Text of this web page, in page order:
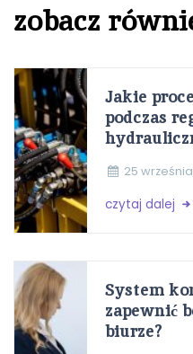
zobacz
Jakie
podczas
25
czytaj dalej
System
zapewnić
biurze?